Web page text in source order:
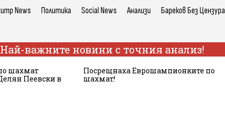
News Политика Social News Анализи Бареков Без Цензура
Най-важните новини с точния анализ!
шахмат
Пеевски в
Посрещнаха Еврошампионките по
шахмат!